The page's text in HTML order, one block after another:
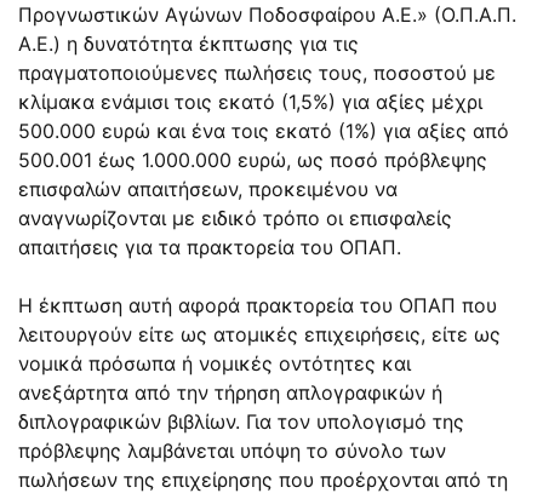
Προγνωστικών Αγώνων Ποδοσφαίρου Α.Ε.» (Ο.Π.Α.Π.
Α.Ε.) η δυνατότητα έκπτωσης για τις
πραγματοποιούμενες πωλήσεις τους, ποσοστού με
κλίμακα ενάμισι τοις εκατό (1,5%) για αξίες μέχρι
500.000 ευρώ και ένα τοις εκατό (1%) για αξίες από
500.001 έως 1.000.000 ευρώ, ως ποσό πρόβλεψης
επισφαλών απαιτήσεων, προκειμένου να
αναγνωρίζονται με ειδικό τρόπο οι επισφαλείς
απαιτήσεις για τα πρακτορεία του ΟΠΑΠ.
Η έκπτωση αυτή αφορά πρακτορεία του ΟΠΑΠ που
λειτουργούν είτε ως ατομικές επιχειρήσεις, είτε ως
νομικά πρόσωπα ή νομικές οντότητες και
ανεξάρτητα από την τήρηση απλογραφικών ή
διπλογραφικών βιβλίων. Για τον υπολογισμό της
πρόβλεψης λαμβάνεται υπόψη το σύνολο των
πωλήσεων της επιχείρησης που προέρχονται από τη